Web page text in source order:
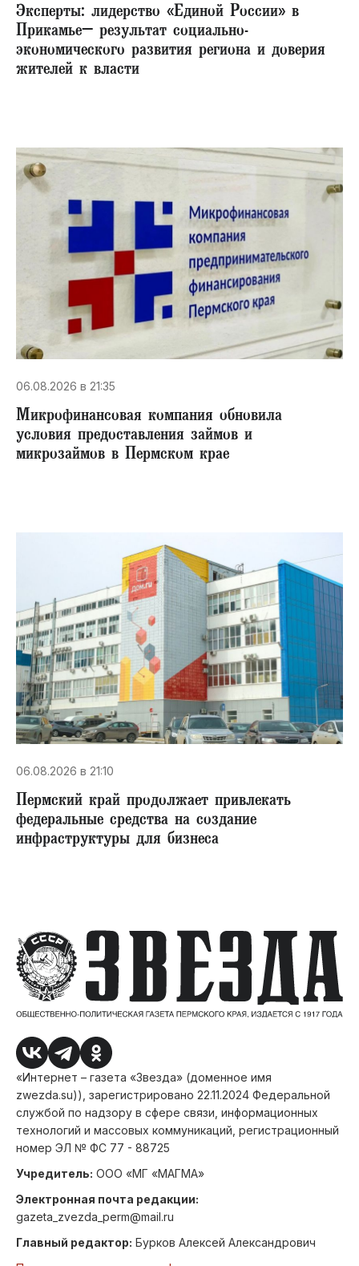
Эксперты: лидерство «Единой России» в
Прикамье– результат социально-
экономического развития региона и доверия
жителей к власти
06.08.2026 в 21:35
Микрофинансовая компания обновила
условия предоставления займов и
микрозаймов в Пермском крае
06.08.2026 в 21:10
Пермский край продолжает привлекать
федеральные средства на создание
инфраструктуры для бизнеса
«Интернет – газета «Звезда» (доменное имя
zwezda.su)), зарегистрировано 22.11.2024 Федеральной
службой по надзору в сфере связи, информационных
технологий и массовых коммуникаций, регистрационный
номер ЭЛ № ФС 77 - 88725
Учредитель: ООО «МГ «МАГМА»
Электронная почта редакции:
gazeta_zvezda_perm@mail.ru
Главный редактор: Бурков Алексей Александрович